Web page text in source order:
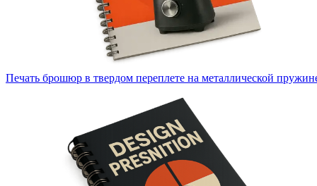
Печать брошюр в твердом переплете на металлической